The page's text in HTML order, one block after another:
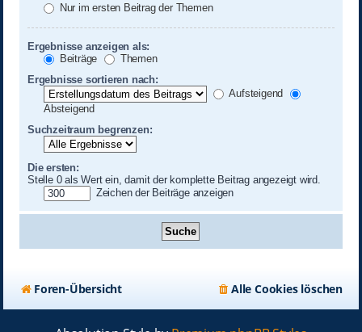
Nur im ersten Beitrag der Themen
Ergebnisse anzeigen als:
Beiträge
Themen
Ergebnisse sortieren nach:
Aufsteigend
Absteigend
Suchzeitraum begrenzen:
Die ersten:
Stelle 0 als Wert ein, damit der komplette Beitrag angezeigt wird.
Zeichen der Beiträge anzeigen
Foren-Übersicht Alle Cookies löschen